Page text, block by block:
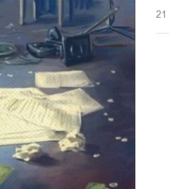
21